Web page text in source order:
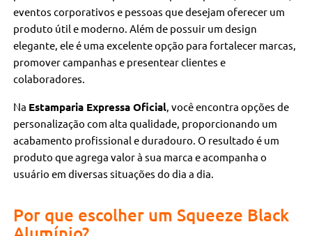
eventos corporativos e pessoas que desejam oferecer um
produto útil e moderno. Além de possuir um design
elegante, ele é uma excelente opção para fortalecer marcas,
promover campanhas e presentear clientes e
colaboradores.
Na Estamparia Expressa Oficial, você encontra opções de
personalização com alta qualidade, proporcionando um
acabamento profissional e duradouro. O resultado é um
produto que agrega valor à sua marca e acompanha o
usuário em diversas situações do dia a dia.
Por que escolher um Squeeze Black